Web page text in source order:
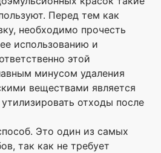
Перед тем как
необходимо прочесть
использованию и
этой
минусом удаления
веществами является
отходы после
Это один из самых
так как не требует